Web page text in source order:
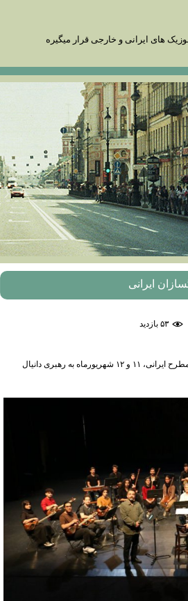
های ایرانی و خارجی قرار میگیره
ایرانی
ارکستر سازهای ایرانی «سلانه» با اجرای آثاری از آهنگسازان مطرح ایرانی، ۱۱ و ۱۲ شهریورماه به رهبری دانیال